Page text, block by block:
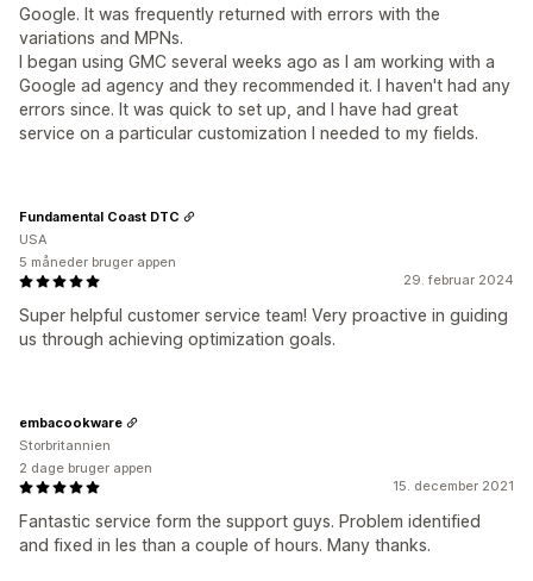
Google. It was frequently returned with errors with the
variations and MPNs.
I began using GMC several weeks ago as I am working with a
Google ad agency and they recommended it. I haven't had any
errors since. It was quick to set up, and I have had great
service on a particular customization I needed to my fields.
29. februar 2024
Super helpful customer service team! Very proactive in guiding
us through achieving optimization goals.
Fundamental Coast DTC
USA
5 måneder bruger appen
15. december 2021
Fantastic service form the support guys. Problem identified
and fixed in les than a couple of hours. Many thanks.
embacookware
Storbritannien
2 dage bruger appen